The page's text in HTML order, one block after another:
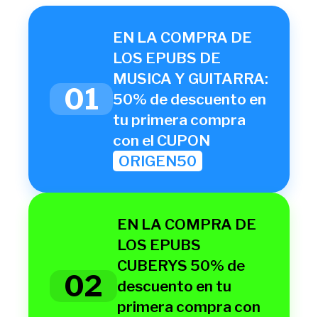
01
EN LA COMPRA DE
LOS EPUBS DE
MUSICA Y GUITARRA:
50% de descuento en
tu primera compra
con el CUPON
ORIGEN50
02
EN LA COMPRA DE
LOS EPUBS
CUBERYS 50% de
descuento en tu
primera compra con